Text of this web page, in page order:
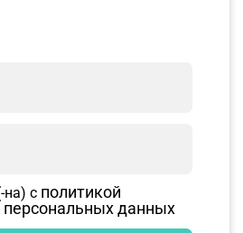
на) с политикой
персональных данных